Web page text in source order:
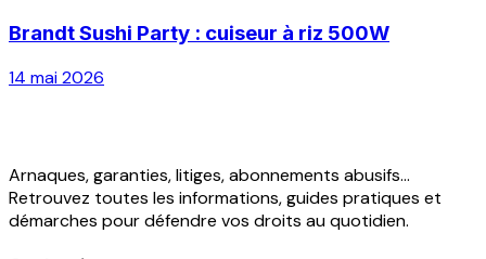
Brandt Sushi Party : cuiseur à riz 500W
14 mai 2026
Arnaques, garanties, litiges, abonnements abusifs...
Retrouvez toutes les informations, guides pratiques et
démarches pour défendre vos droits au quotidien.